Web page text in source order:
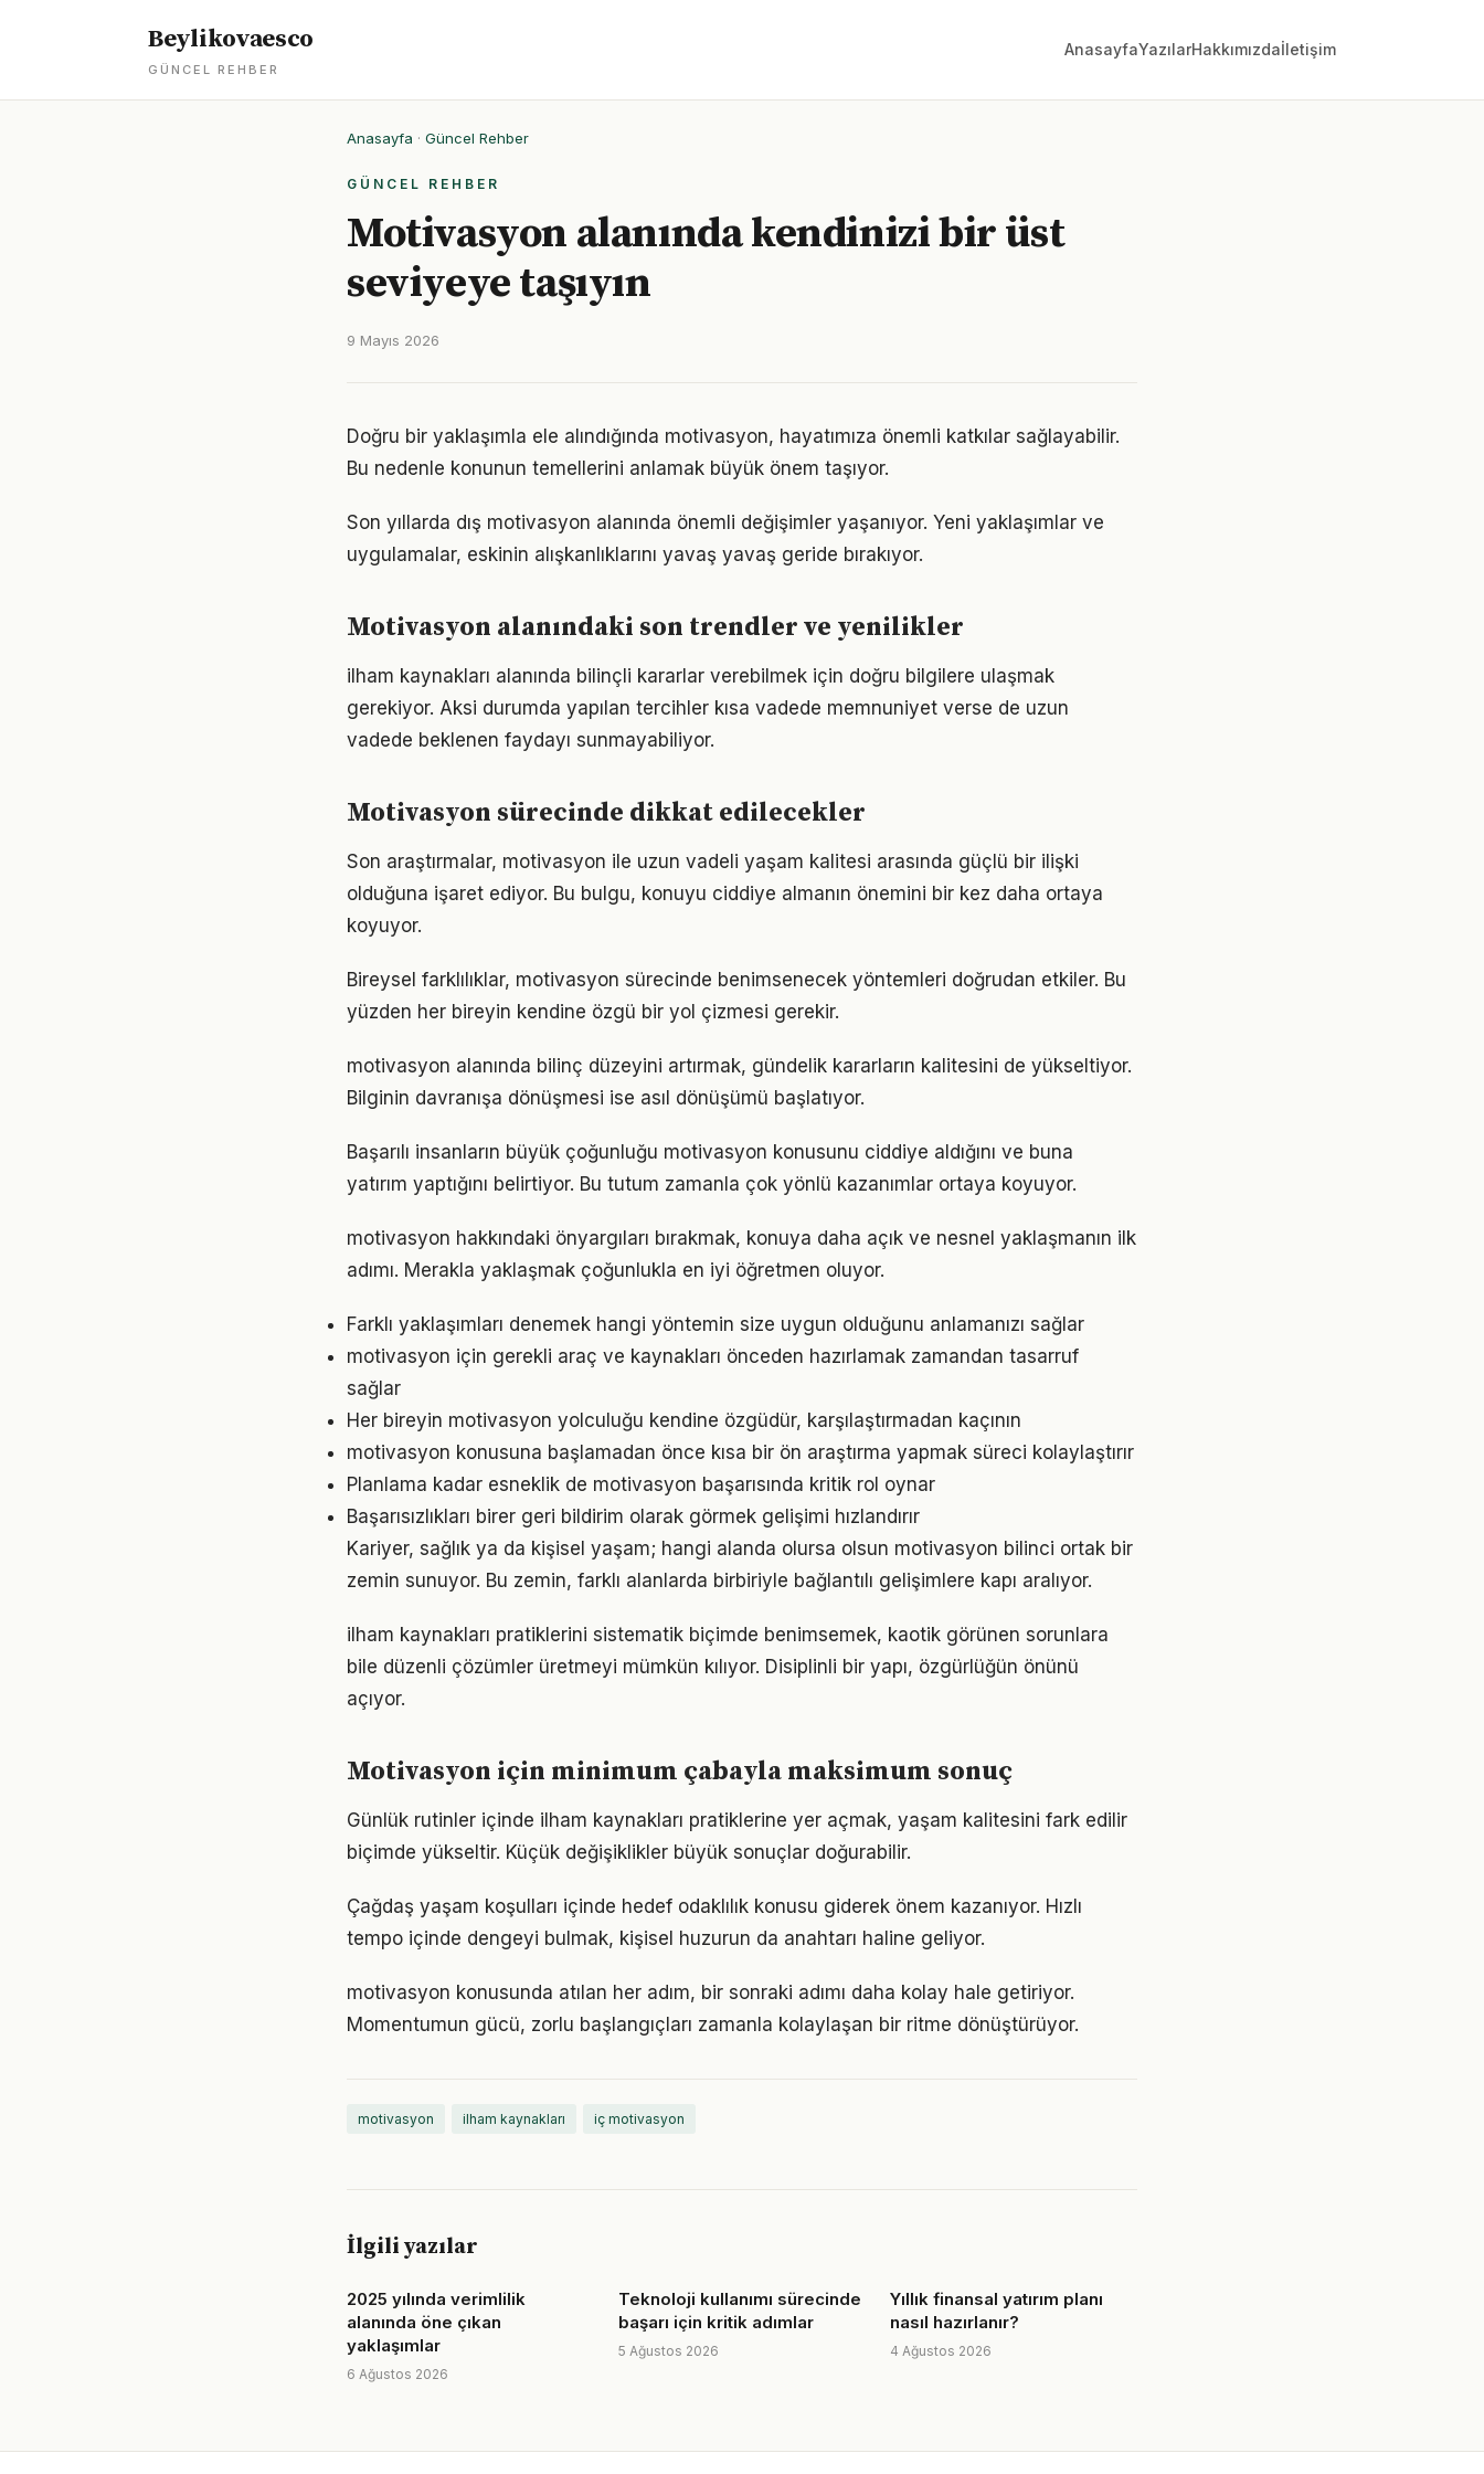
Beylikovaesco
GÜNCEL REHBER
AnasayfaYazılarHakkımızdaİletişim
Anasayfa · Güncel Rehber
GÜNCEL REHBER
Motivasyon alanında kendinizi bir üst
seviyeye taşıyın
9 Mayıs 2026
Doğru bir yaklaşımla ele alındığında motivasyon, hayatımıza önemli katkılar sağlayabilir.
Bu nedenle konunun temellerini anlamak büyük önem taşıyor.
Son yıllarda dış motivasyon alanında önemli değişimler yaşanıyor. Yeni yaklaşımlar ve
uygulamalar, eskinin alışkanlıklarını yavaş yavaş geride bırakıyor.
Motivasyon alanındaki son trendler ve yenilikler
ilham kaynakları alanında bilinçli kararlar verebilmek için doğru bilgilere ulaşmak
gerekiyor. Aksi durumda yapılan tercihler kısa vadede memnuniyet verse de uzun
vadede beklenen faydayı sunmayabiliyor.
Motivasyon sürecinde dikkat edilecekler
Son araştırmalar, motivasyon ile uzun vadeli yaşam kalitesi arasında güçlü bir ilişki
olduğuna işaret ediyor. Bu bulgu, konuyu ciddiye almanın önemini bir kez daha ortaya
koyuyor.
Bireysel farklılıklar, motivasyon sürecinde benimsenecek yöntemleri doğrudan etkiler. Bu
yüzden her bireyin kendine özgü bir yol çizmesi gerekir.
motivasyon alanında bilinç düzeyini artırmak, gündelik kararların kalitesini de yükseltiyor.
Bilginin davranışa dönüşmesi ise asıl dönüşümü başlatıyor.
Başarılı insanların büyük çoğunluğu motivasyon konusunu ciddiye aldığını ve buna
yatırım yaptığını belirtiyor. Bu tutum zamanla çok yönlü kazanımlar ortaya koyuyor.
motivasyon hakkındaki önyargıları bırakmak, konuya daha açık ve nesnel yaklaşmanın ilk
adımı. Merakla yaklaşmak çoğunlukla en iyi öğretmen oluyor.
Farklı yaklaşımları denemek hangi yöntemin size uygun olduğunu anlamanızı sağlar
motivasyon için gerekli araç ve kaynakları önceden hazırlamak zamandan tasarruf
sağlar
Her bireyin motivasyon yolculuğu kendine özgüdür, karşılaştırmadan kaçının
motivasyon konusuna başlamadan önce kısa bir ön araştırma yapmak süreci kolaylaştırır
Planlama kadar esneklik de motivasyon başarısında kritik rol oynar
Başarısızlıkları birer geri bildirim olarak görmek gelişimi hızlandırır
Kariyer, sağlık ya da kişisel yaşam; hangi alanda olursa olsun motivasyon bilinci ortak bir
zemin sunuyor. Bu zemin, farklı alanlarda birbiriyle bağlantılı gelişimlere kapı aralıyor.
ilham kaynakları pratiklerini sistematik biçimde benimsemek, kaotik görünen sorunlara
bile düzenli çözümler üretmeyi mümkün kılıyor. Disiplinli bir yapı, özgürlüğün önünü
açıyor.
Motivasyon için minimum çabayla maksimum sonuç
Günlük rutinler içinde ilham kaynakları pratiklerine yer açmak, yaşam kalitesini fark edilir
biçimde yükseltir. Küçük değişiklikler büyük sonuçlar doğurabilir.
Çağdaş yaşam koşulları içinde hedef odaklılık konusu giderek önem kazanıyor. Hızlı
tempo içinde dengeyi bulmak, kişisel huzurun da anahtarı haline geliyor.
motivasyon konusunda atılan her adım, bir sonraki adımı daha kolay hale getiriyor.
Momentumun gücü, zorlu başlangıçları zamanla kolaylaşan bir ritme dönüştürüyor.
motivasyon ilham kaynakları iç motivasyon
İlgili yazılar
2025 yılında verimlilik
alanında öne çıkan
yaklaşımlar
6 Ağustos 2026
Teknoloji kullanımı sürecinde
başarı için kritik adımlar
5 Ağustos 2026
Yıllık finansal yatırım planı
nasıl hazırlanır?
4 Ağustos 2026